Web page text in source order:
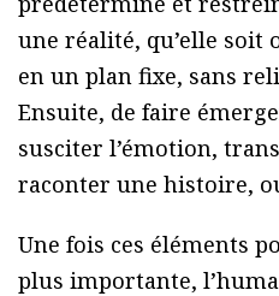
une réalité, qu’elle soit
en un plan fixe, sans
Ensuite, de faire
susciter l’émotion,
raconter une histoire,
Une fois ces éléments
plus importante,